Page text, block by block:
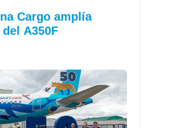
Cargo amplía
A350F